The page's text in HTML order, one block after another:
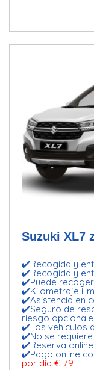
Suzuki XL7
✔️Recogida y
✔️Recogida y
✔️Puede recoger
✔️Kilometraje
✔️Asistencia en
✔️Seguro de
riesgo
✔️Los vehiculos
✔️No se
✔️Reserva
✔️Pago online
por día € 79